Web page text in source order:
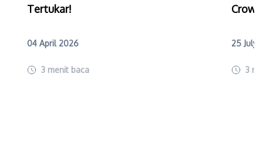
Tertukar!
04 April 2026
3 menit baca
25 July
3